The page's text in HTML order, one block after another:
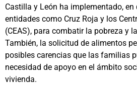
Castilla y León ha implementado,
entidades como Cruz Roja y los
(CEAS), para combatir la pobreza y
También, la solicitud de alimentos
posibles carencias que las familias
necesidad de apoyo en el ámbito
vivienda.